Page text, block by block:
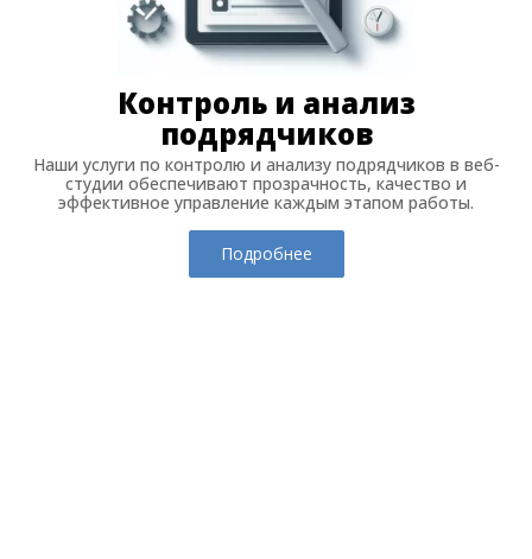
Контроль и анализ
подрядчиков
Наши услуги по контролю и анализу подрядчиков в веб-
студии обеспечивают прозрачность, качество и
эффективное управление каждым этапом работы.
Подробнее